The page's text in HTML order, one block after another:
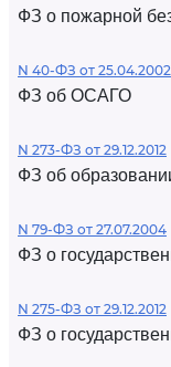
ФЗ о пожарной
N 40-ФЗ от 25.04.2002
ФЗ об ОСАГО
N 273-ФЗ от 29.12.2012
ФЗ об
N 79-ФЗ от 27.07.2004
ФЗ о
N 275-ФЗ от 29.12.2012
ФЗ о